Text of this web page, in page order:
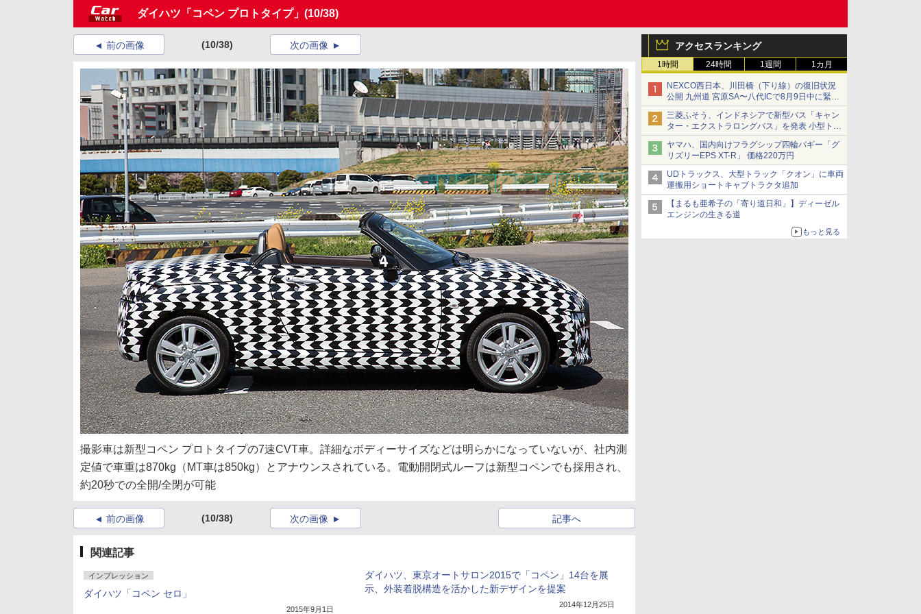
ダイハツ「コペン プロトタイプ」 (10/38)
アクセスランキング
1時間 24時間 1週間 1カ月
NEXCO西日本、川田橋（下り線）の復旧状況
公開 九州道 宮原SA〜八代ICで8月9日中に緊急
車両を通行可能に
三菱ふそう、インドネシアで新型バス「キャン
ター・エクストラロングバス」を発表 小型トラ
ックベースの観光・旅客輸送向けバス
ヤマハ、国内向けフラグシップ四輪バギー「グ
リズリーEPS XT-R」 価格220万円
UDトラックス、大型トラック「クオン」に車両
運搬用ショートキャブトラクタ追加
【まるも亜希子の「寄り道日和」】ディーゼル
エンジンの生きる道
もっと見る
前の画像 (10/38) 次の画像
撮影車は新型コペン プロトタイプの7速CVT車。詳細なボディーサイズなどは明らかになっていないが、社内測
定値で車重は870kg（MT車は850kg）とアナウンスされている。電動開閉式ルーフは新型コペンでも採用され、
約20秒での全開/全閉が可能
前の画像 (10/38) 記事へ
次の画像
関連記事
インプレッション
ダイハツ「コペン セロ」
2015年9月1日
ダイハツ、東京オートサロン2015で「コペン」14台を展
示、外装着脱構造を活かした新デザインを提案
2014年12月25日